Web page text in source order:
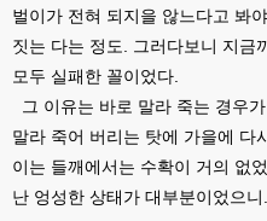
벌이가 전혀 되지을 않느다고 봐
짓는 다는 정도. 그러다보니 지금
모두 실패한 꼴이었다.
그 이유는 바로 말라 죽는 경우
말라 죽어 버리는 탓에 가을에 다
이는 들깨에서는 수확이 거의 없
난 엉성한 상태가 대부분이었으니...